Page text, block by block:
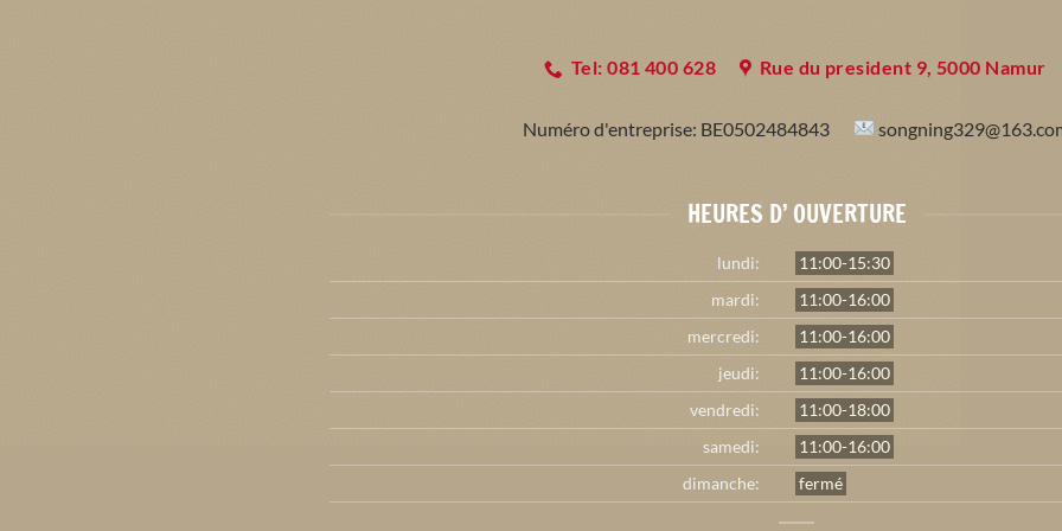
Tel: 081 400 628 Rue du president 9, 5000 Namur
Numéro d'entreprise: BE0502484843
HEURES D’ OUVERTURE
lundi:
11:00-15:30
mardi:
11:00-16:00
mercredi:
11:00-16:00
jeudi:
11:00-16:00
vendredi:
11:00-18:00
samedi:
11:00-16:00
dimanche:
fermé